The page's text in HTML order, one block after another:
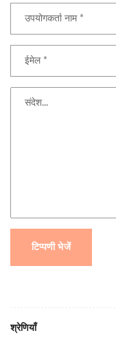
टिप्पणी भेजें
श्रेणियाँ